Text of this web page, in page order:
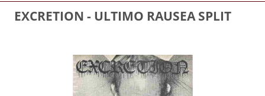
EXCRETION - ULTIMO RAUSEA SPLIT